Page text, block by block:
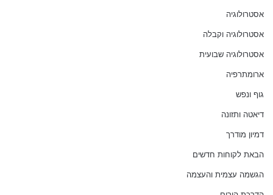
אסטרולוגיה
אסטרולוגיה וקבלה
אסטרולוגיה שבועית
ארומתרפיה
גוף ונפש
דיאטה ותזונה
דמיון מודרך
הבאת לקוחות חדשים
הגשמה עצמית והעצמה